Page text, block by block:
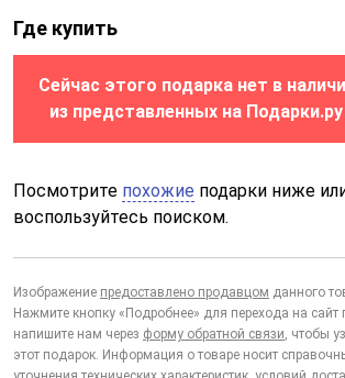
Где купить
Сейчас этого подарка нет в
из представленных на
Посмотрите похожие подарки ниже
воспользуйтесь поиском.
Изображение предоставлено продавцом данного
Нажмите кнопку «Подробнее» для перехода на сайт
напишите нам через форму обратной связи, чтобы
этот подарок. Информация о товаре носит